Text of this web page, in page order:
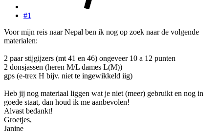
#1
Voor mijn reis naar Nepal ben ik nog op zoek naar de volgende
materialen:
2 paar stijgijzers (mt 41 en 46) ongeveer 10 a 12 punten
2 donsjassen (heren M/L dames L(M))
gps (e-trex H bijv. niet te ingewikkeld iig)
Heb jij nog materiaal liggen wat je niet (meer) gebruikt en nog in
goede staat, dan houd ik me aanbevolen!
Alvast bedankt!
Groetjes,
Janine